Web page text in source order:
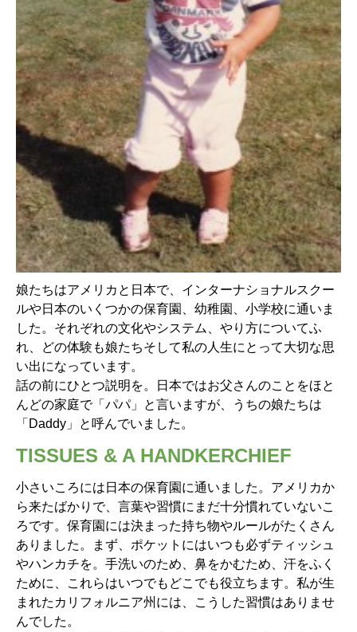
娘たちはアメリカと日本で、インターナショナルスクー
ルや日本のいくつかの保育園、幼稚園、小学校に通いま
した。それぞれの文化やシステム、やり方についてふ
れ、どの体験も娘たちそして私の人生にとって大切な思
い出になっています。
話の前にひとつ説明を。日本ではお父さんのことをほと
んどの家庭で「パパ」と言いますが、うちの娘たちは
「Daddy」と呼んでいました。
TISSUES & A HANDKERCHIEF
小さいころには日本の保育園に通いました。アメリカか
ら来たばかりで、言葉や習慣にまだ十分慣れていないこ
ろです。保育園には決まった持ち物やルールがたくさん
ありました。まず、ポケットにはいつも必ずティッシュ
やハンカチを。手洗いのため、鼻をかむため、汗をふく
ために、これらはいつでもどこでも役立ちます。私が生
まれたカリフォルニア州には、こうした習慣はありませ
んでした。